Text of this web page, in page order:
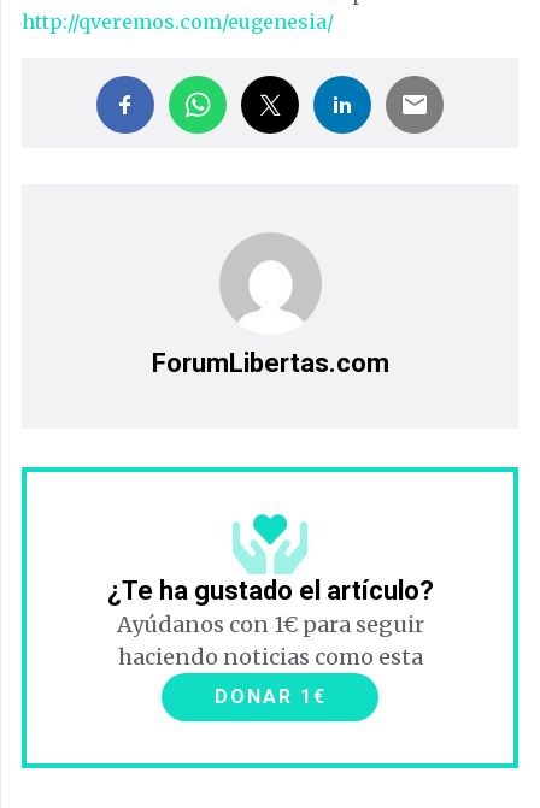
http://qveremos.com/eugenesia/
ForumLibertas.com
¿Te ha gustado el artículo?
Ayúdanos con 1€ para seguir
haciendo noticias como esta
DONAR 1€